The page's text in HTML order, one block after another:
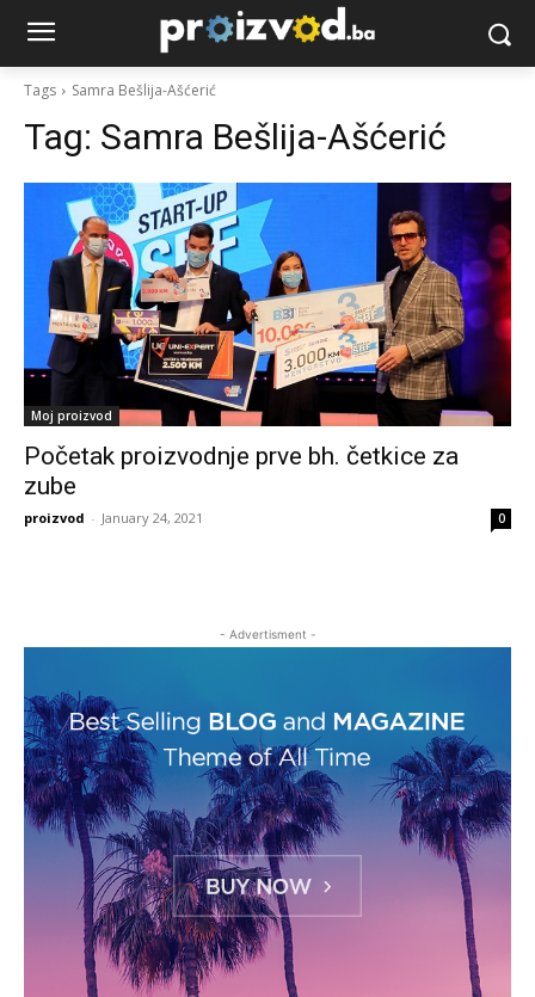
Tags Samra Bešlija-Ašćerić
Tag: Samra Bešlija-Ašćerić
Moj proizvod
Početak proizvodnje prve bh. četkice za
zube
proizvod - January 24, 2021 0
- Advertisment -